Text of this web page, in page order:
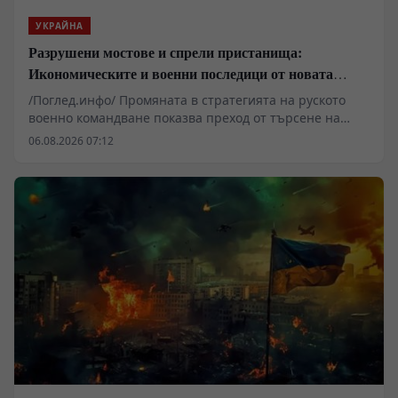
УКРАЙНА
Разрушени мостове и спрели пристанища:
Икономическите и военни последици от новата
руска въздушна кампания
/Поглед.инфо/ Промяната в стратегията на руското
военно командване показва преход от търсене на
дипломатически компромис към пълномащабно
принципите на тоталната въздушна война, съчетано
с блокирането на морските коридори и ударните
вълни по транспортните възли около река Днепър,
поставят Киев пред системна криза преди
настъпващия есенно-зимен сезон. Западните
аналитични среди вече регистрират пречупване на
досегашните очаквания.
06.08.2026 07:12